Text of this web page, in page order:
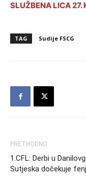
SLUŽBENA LICA 27.
TAG Sudije FSCG
PRETHODNO
1.CFL: Derbi u
Sutjeska dočekuje